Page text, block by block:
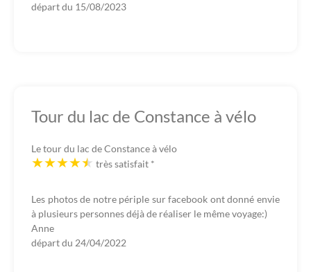
départ du 15/08/2023
Tour du lac de Constance à vélo
Le tour du lac de Constance à vélo
très satisfait *
Les photos de notre périple sur facebook ont donné envie
à plusieurs personnes déjà de réaliser le même voyage:)
Anne
départ du 24/04/2022